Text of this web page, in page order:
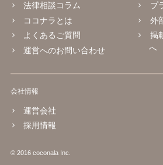
法律相談コラム
ココナラとは
よくあるご質問
運営へのお問い合わせ
プ
外
掲
へ
会社情報
運営会社
採用情報
© 2016 coconala Inc.